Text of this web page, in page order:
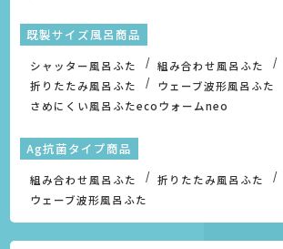
既製サイズ風呂商品
シャッター風呂ふた
組み合わせ風呂ふた
折りたたみ風呂ふた
ウェーブ波形風呂ふた
さめにくい風呂ふたecoウォームneo
Ag抗菌タイプ商品
組み合わせ風呂ふた
折りたたみ風呂ふた
ウェーブ波形風呂ふた